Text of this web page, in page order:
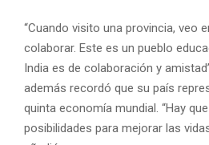
“Cuando visito una provincia, veo
colaborar. Este es un pueblo
India es de colaboración y
además recordó que su país
quinta economía mundial. “Hay
posibilidades para mejorar las